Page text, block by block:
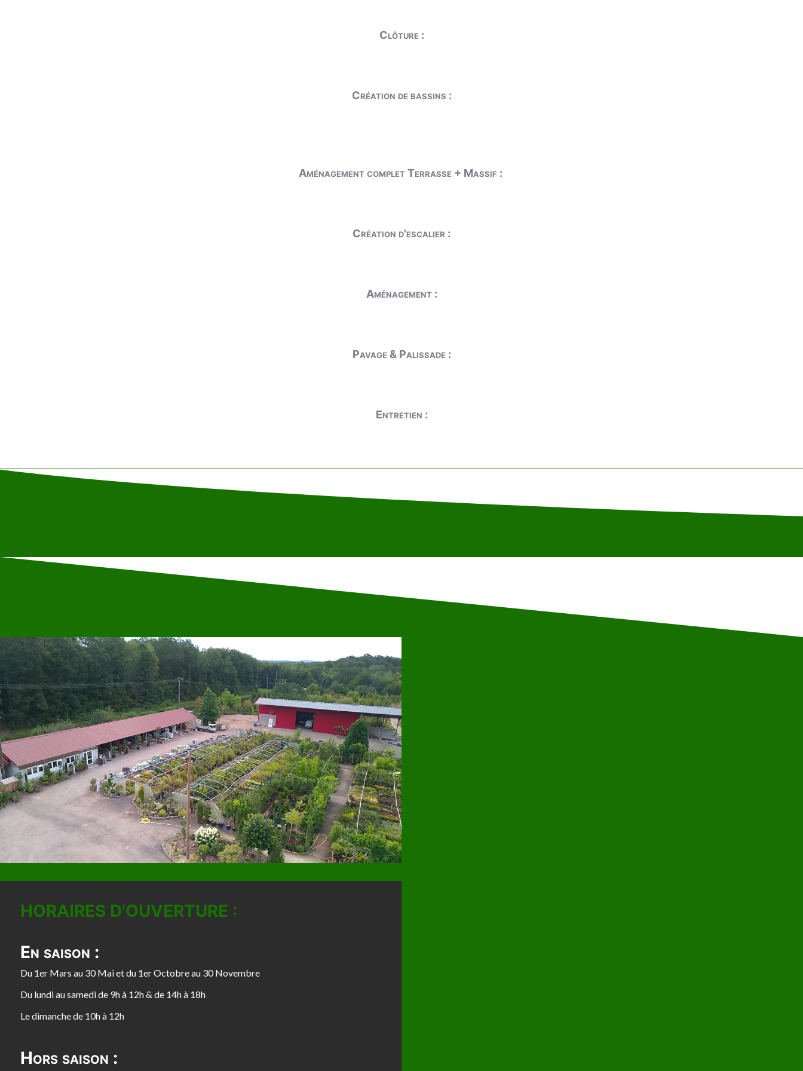
Clôture :
Création de bassins :
Aménagement complet Terrasse + Massif :
Création d'escalier :
Aménagement :
Pavage & Palissade :
Entretien :
HORAIRES D'OUVERTURE :
En saison :
Du 1er Mars au 30 Mai et du 1er Octobre au 30 Novembre
Du lundi au samedi de 9h à 12h & de 14h à 18h
Le dimanche de 10h à 12h
Hors saison :